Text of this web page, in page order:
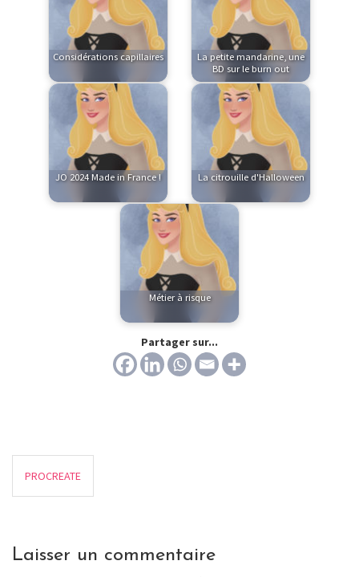
Considérations capillaires
La petite mandarine, une
BD sur le burn out
JO 2024 Made in France ! La citrouille d'Halloween
Métier à risque
Partager sur...
PROCREATE
Laisser un commentaire